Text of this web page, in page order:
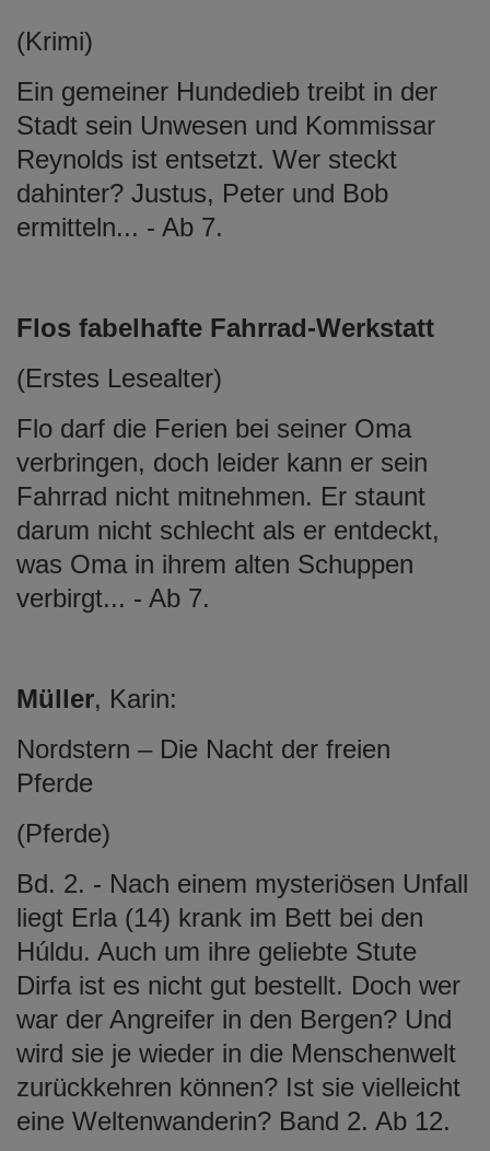
(Krimi)
Ein gemeiner Hundedieb treibt in der
Stadt sein Unwesen und Kommissar
Reynolds ist entsetzt. Wer steckt
dahinter? Justus, Peter und Bob
ermitteln... - Ab 7.
Flos fabelhafte Fahrrad-Werkstatt
(Erstes Lesealter)
Flo darf die Ferien bei seiner Oma
verbringen, doch leider kann er sein
Fahrrad nicht mitnehmen. Er staunt
darum nicht schlecht als er entdeckt,
was Oma in ihrem alten Schuppen
verbirgt... - Ab 7.
Müller, Karin:
Nordstern – Die Nacht der freien
Pferde
(Pferde)
Bd. 2. - Nach einem mysteriösen Unfall
liegt Erla (14) krank im Bett bei den
Húldu. Auch um ihre geliebte Stute
Dirfa ist es nicht gut bestellt. Doch wer
war der Angreifer in den Bergen? Und
wird sie je wieder in die Menschenwelt
zurückkehren können? Ist sie vielleicht
eine Weltenwanderin? Band 2. Ab 12.